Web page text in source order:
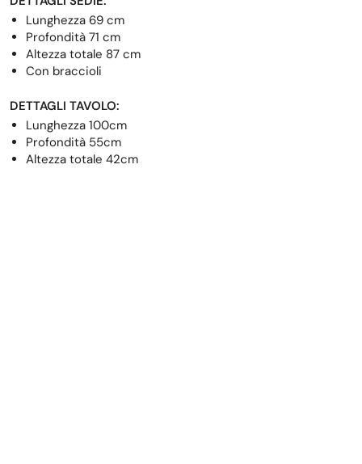
Lunghezza 69 cm
Profondità 71 cm
Altezza totale 87 cm
Con braccioli
DETTAGLI TAVOLO:
Lunghezza 100cm
Profondità 55cm
Altezza totale 42cm